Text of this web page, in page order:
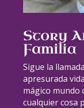
Story
Familia
Sigue la
apresurada
mágico mundo
cualquier cosa